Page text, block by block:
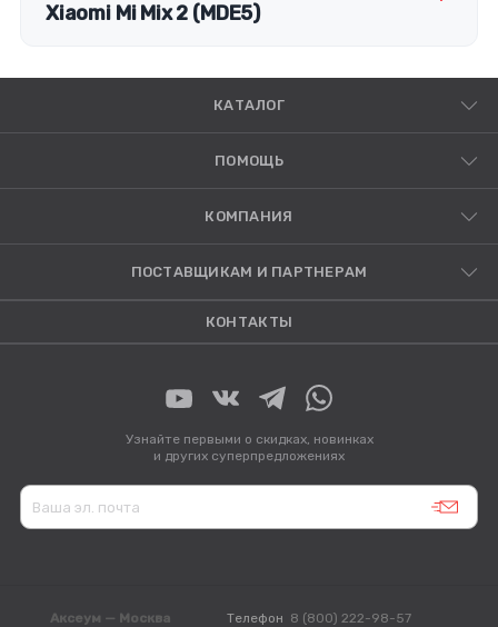
Xiaomi Mi Mix 2 (MDE5)
КАТАЛОГ
ПОМОЩЬ
КОМПАНИЯ
ПОСТАВЩИКАМ И ПАРТНЕРАМ
КОНТАКТЫ
Узнайте первыми о скидках, новинках
и других суперпредложениях
Аксеум — Москва
Телефон 8 (800) 222-98-57